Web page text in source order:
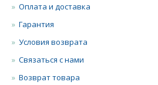
Оплата и доставка
Гарантия
Условия возврата
Связаться с нами
Возврат товара